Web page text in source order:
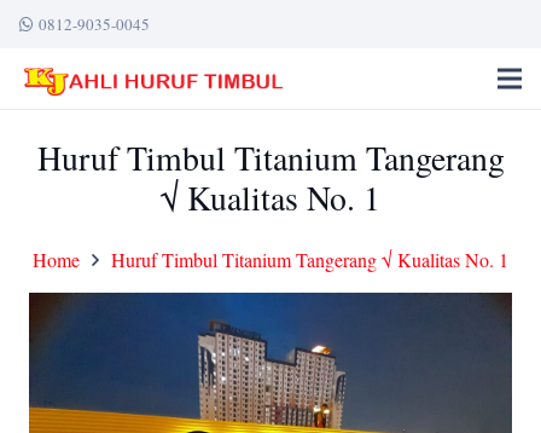
0812-9035-0045
Huruf Timbul Titanium Tangerang
√ Kualitas No. 1
Home Huruf Timbul Titanium Tangerang √ Kualitas No. 1